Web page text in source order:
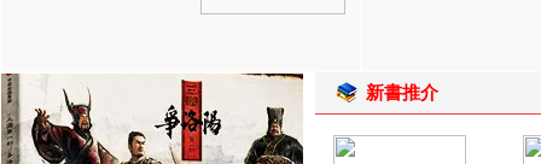
新書推介